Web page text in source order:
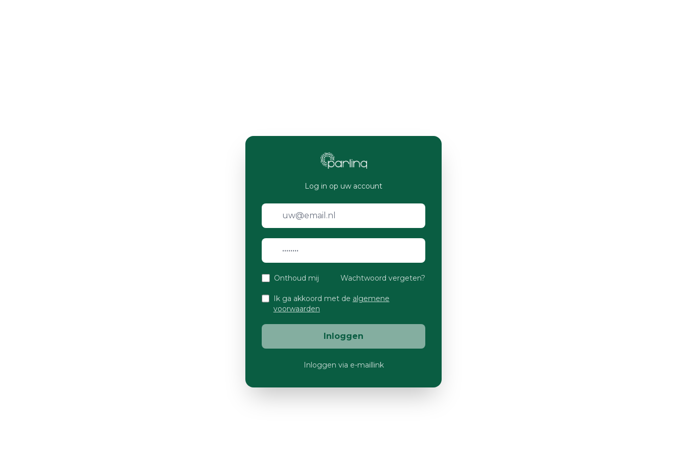
Log in op uw account
Onthoud mij Wachtwoord vergeten?
Ik ga akkoord met de algemene
voorwaarden
Inloggen
Inloggen via e-maillink